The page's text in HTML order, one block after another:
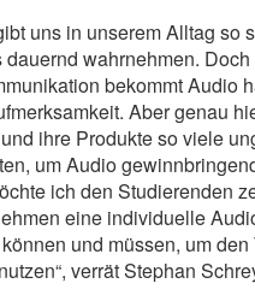
uns in unserem Alltag so
dauernd wahrnehmen.
bekommt Audio
Aber genau
ihre Produkte so viele
um Audio
ich den Studierenden
eine individuelle
und müssen, um
verrät Stephan